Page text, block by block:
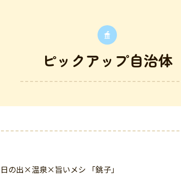
ピックアップ自治体
日の出×温泉×旨いメシ 「銚子」